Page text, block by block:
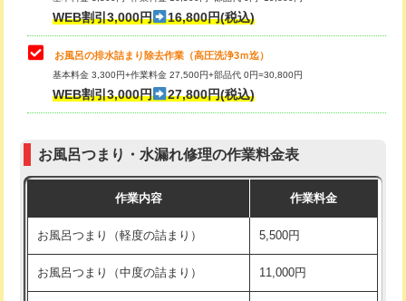
小便器トイレ脱着
その他部品の脱着 8,800円～
交換・取付（タンク）
交換・取付（普通便座） 11,000円+材料費
交換・取付（温水洗浄便座） 16,500円+材料費
交換・取付(単水栓（壁付・デッキ
式）)
13,200円+材料費
交換・取付(混合水栓（壁付・デッキ
16,500円+材料費
WEB割引3,000円 16,800円(税込)
お風呂の排水詰まり除去作業（高圧洗浄3ｍ迄）
基本料金 3,300円+作業料金 27,500円+部品代 0円=30,800円
WEB割引3,000円 27,800円(税込)
お風呂つまり・水漏れ修理の作業料金表
作業内容 作業料金
お風呂つまり（軽度の詰まり） 5,500円
お風呂つまり（中度の詰まり） 11,000円